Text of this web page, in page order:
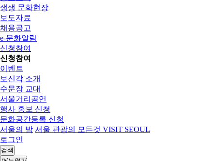
생생 문화현장
보도자료
채용공고
e-문화알림
신청참여
신청참여
이벤트
보신각 소개
수문장 교대
서울거리공연
행사 홍보 신청
문화공간등록 신청
서울의 밤 서울 관광의 모든것 VISIT SEOUL
로그인
검색